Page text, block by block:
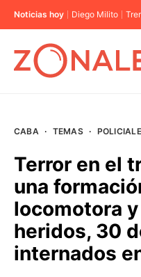
Noticias hoy Diego Milito
BUENOS AIRES
PROVINCIAS
CABA · TEMAS ·
Terror en el
una
locomotora
heridos, 30
internados